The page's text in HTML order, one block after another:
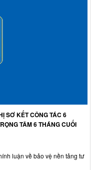
SƠ KẾT CÔNG TÁC 6
TÂM 6 THÁNG CUỐI
luận về bảo vệ nền tảng tư